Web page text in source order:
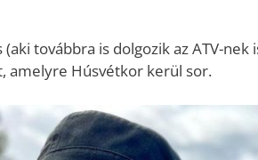
továbbra is dolgozik az ATV-nek
amelyre Húsvétkor kerül sor.